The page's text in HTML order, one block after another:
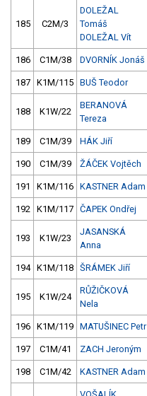
185 C2M/3
DOLEŽAL
Tomáš
DOLEŽAL Vít
186 C1M/38 DVORNÍK Jonáš
187 K1M/115 BUŠ Teodor
188 K1W/22
BERANOVÁ
Tereza
189 C1M/39 HÁK Jiří
190 C1M/39 ŽÁČEK Vojtěch
191 K1M/116 KASTNER Adam
192 K1M/117 ČAPEK Ondřej
193 K1W/23
JASANSKÁ
Anna
194 K1M/118 ŠRÁMEK Jiří
195 K1W/24
RŮŽIČKOVÁ
Nela
196 K1M/119 MATUŠINEC Petr
197 C1M/41 ZACH Jeroným
198 C1M/42 KASTNER Adam